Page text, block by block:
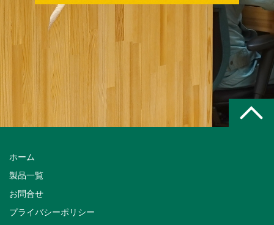
ホーム
製品一覧
お問合せ
プライバシーポリシー